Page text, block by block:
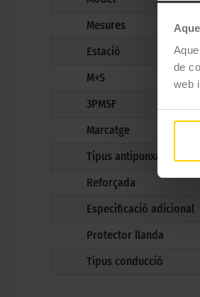
de
web
Mesures
Estació
M+S
3PMSF
Marcatge
Tipus antipunxades
Reforçada
Especificació adicional
Protector llanda
Tipus conducció